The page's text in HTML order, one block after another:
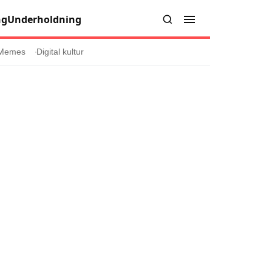
Underholdning
Digital kultur